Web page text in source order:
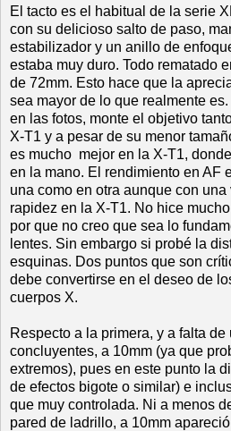
El tacto es el habitual de la serie
con su delicioso salto de paso,
estabilizador y un anillo de
estaba muy duro. Todo rematado
de 72mm. Esto hace que la
sea mayor de lo que realmente
en las fotos, monte el objetivo
X-T1 y a pesar de su menor
es mucho mejor en la X-T1,
en la mano. El rendimiento en AF
una como en otra aunque con
rapidez en la X-T1. No hice
por que no creo que sea lo
lentes. Sin embargo si probé la
esquinas. Dos puntos que son
debe convertirse en el deseo de
cuerpos X.
Respecto a la primera, y a falta
concluyentes, a 10mm (ya que
extremos), pues en este punto la
de efectos bigote o similar) e
que muy controlada. Ni a menos
pared de ladrillo, a 10mm